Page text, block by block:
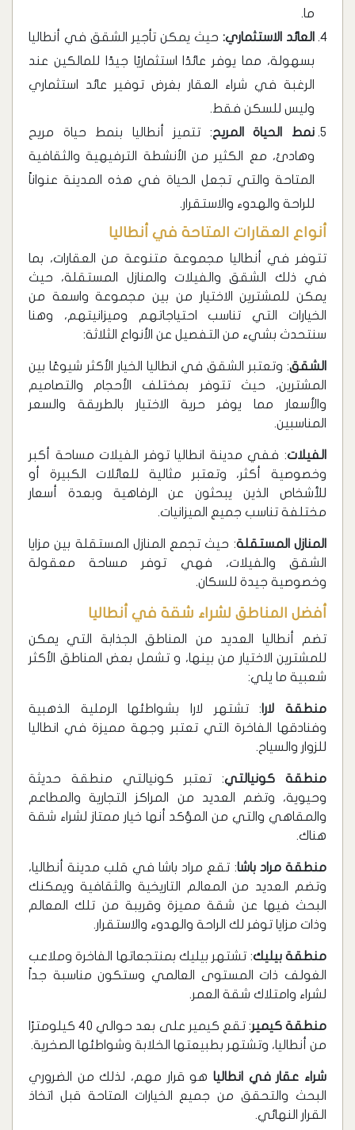
ما.
العائد الاستثماري: حيث يمكن تأجير الشقق في أنطاليا
بسهولة، مما يوفر عائدًا استثماريًا جيدًا للمالكين عند
الرغبة في شراء العقار بغرض توفير عائد استثماري
وليس للسكن فقط.
نمط الحياة المريح: تتميز أنطاليا بنمط حياة مريح
وهادئ، مع الكثير من الأنشطة الترفيهية والثقافية
المتاحة والتي تجعل الحياة في هذه المدينة عنواناً
للراحة والهدوء والاستقرار.
أنواع العقارات المتاحة في أنطاليا
تتوفر في أنطاليا مجموعة متنوعة من العقارات، بما
في ذلك الشقق والفيلات والمنازل المستقلة، حيث
يمكن للمشترين الاختيار من بين مجموعة واسعة من
الخيارات التي تناسب احتياجاتهم وميزانيتهم، وهنا
سنتحدث بشيء من التفصيل عن الأنواع الثلاثة:
الشقق: وتعتبر الشقق في انطاليا الخيار الأكثر شيوعًا بين
المشترين، حيث تتوفر بمختلف الأحجام والتصاميم
والأسعار مما يوفر حرية الاختيار بالطريقة والسعر
المناسبين.
الفيلات: ففي مدينة انطاليا توفر الفيلات مساحة أكبر
وخصوصية أكثر، وتعتبر مثالية للعائلات الكبيرة أو
للأشخاص الذين يبحثون عن الرفاهية وبعدة أسعار
مختلفة تناسب جميع الميزانيات.
المنازل المستقلة: حيث تجمع المنازل المستقلة بين مزايا
الشقق والفيلات، فهي توفر مساحة معقولة
وخصوصية جيدة للسكان.
أفضل المناطق لشراء شقة في أنطاليا
تضم أنطاليا العديد من المناطق الجذابة التي يمكن
للمشترين الاختيار من بينها، و تشمل بعض المناطق الأكثر
شعبية ما يلي:
منطقة لارا : تشتهر لارا بشواطئها الرملية الذهبية
وفنادقها الفاخرة التي تعتبر وجهة مميزة في انطاليا
للزوار والسياح.
منطقة كونيالتي: تعتبر كونيالتي منطقة حديثة
وحيوية، وتضم العديد من المراكز التجارية والمطاعم
والمقاهي والتي من المؤكد أنها خيار ممتاز لشراء شقة
هناك.
منطقة مراد باشا: تقع مراد باشا في قلب مدينة أنطاليا،
وتضم العديد من المعالم التاريخية والثقافية ويمكنك
البحث فيها عن شقة مميزة وقريبة من تلك المعالم
وذات مزايا توفر لك الراحة والهدوء والاستقرار.
منطقة بيليك: تشتهر بيليك بمنتجعاتها الفاخرة وملاعب
الغولف ذات المستوى العالمي وستكون مناسبة جداً
لشراء وامتلاك شقة العمر.
منطقة كيمير
: تقع كيمير على بعد حوالي 40 كيلومترًا
من أنطاليا، وتشتهر بطبيعتها الخلابة وشواطئها الصخرية.
شراء عقار في انطاليا هو قرار مهم، لذلك من الضروري
البحث والتحقق من جميع الخيارات المتاحة قبل اتخاذ
القرار النهائي.